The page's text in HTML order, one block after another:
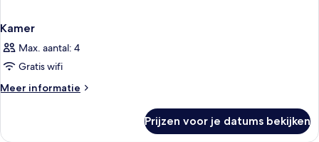
Kamer
Max. aantal: 4
Gratis wifi
Meer informatie
Meer
Prijzen voor je datums bekijken